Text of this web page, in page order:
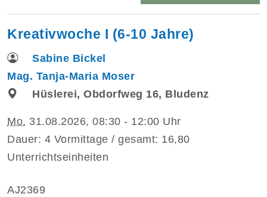
Kreativwoche I (6-10 Jahre)
Sabine Bickel
Mag. Tanja-Maria Moser
Hüslerei, Obdorfweg 16, Bludenz
Mo. 31.08.2026, 08:30 - 12:00 Uhr
Dauer: 4 Vormittage / gesamt: 16,80
Unterrichtseinheiten
AJ2369